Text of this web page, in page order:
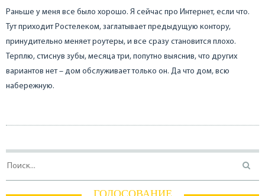
Раньше у меня все было хорошо. Я сейчас про Интернет, если что.
Тут приходит Ростелеком, заглатывает предыдущую контору,
принудительно меняет роутеры, и все сразу становится плохо.
Терплю, стиснув зубы, месяца три, попутно выяснив, что других
вариантов нет – дом обслуживает только он. Да что дом, всю
набережную.
ГОЛОСОВАНИЕ